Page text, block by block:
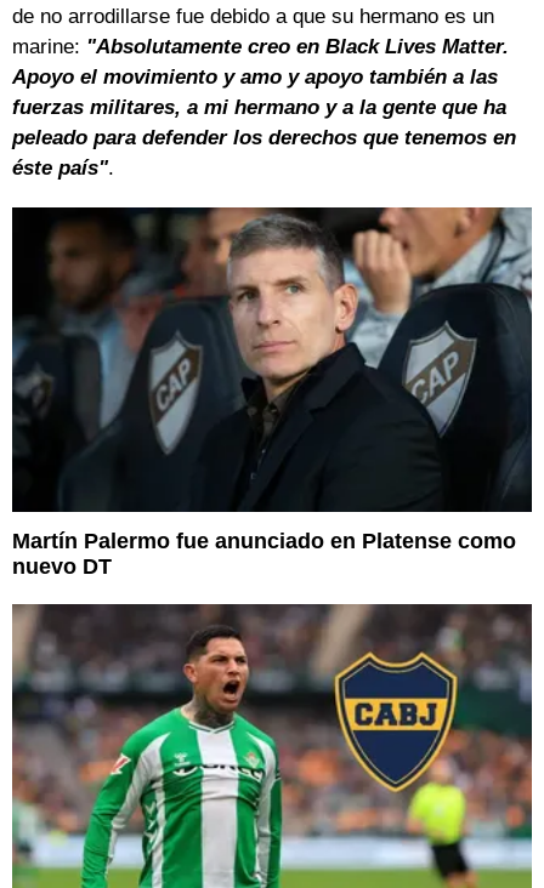
de no arrodillarse fue debido a que su hermano es un
marine: "Absolutamente creo en Black Lives Matter.
Apoyo el movimiento y amo y apoyo también a las
fuerzas militares, a mi hermano y a la gente que ha
peleado para defender los derechos que tenemos en
éste país".
Martín Palermo fue anunciado en Platense como
nuevo DT